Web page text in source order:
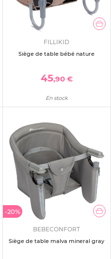
FILLIKID
Siège de table bébé nature
45,90 €
En stock
-20%
BEBECONFORT
Siège de table malva mineral gray